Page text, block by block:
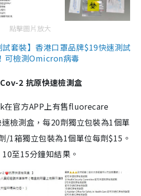
點擊圖片放大
套裝】香港口罩品牌$19快速測試
可檢測Omicron病毒
2 抗原快速檢測盒
在官方APP上有售fluorecare
檢測盒，每20劑獨立包裝為1個單
/1箱獨立包裝為1個單位每劑$15。
至15分鐘知結果。